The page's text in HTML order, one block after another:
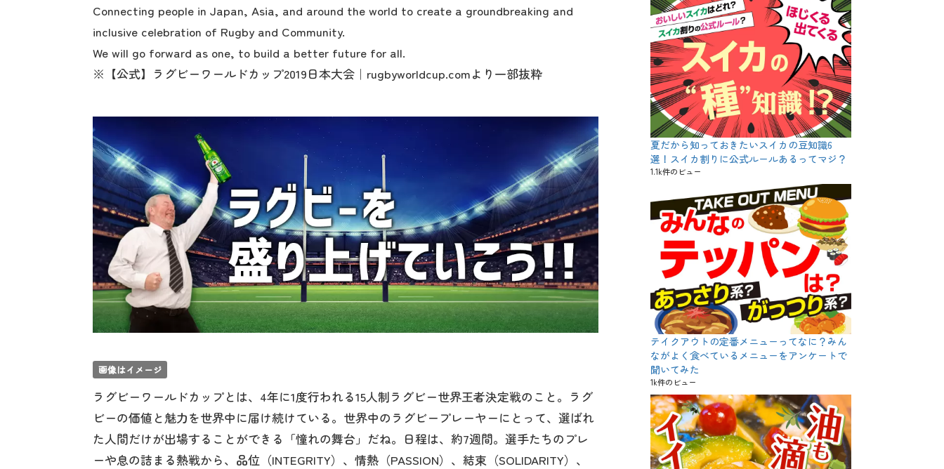
Connecting people in Japan, Asia, and around the world to create a groundbreaking and
inclusive celebration of Rugby and Community.
We will go forward as one, to build a better future for all.
※【公式】ラグビーワールドカップ2019日本大会｜rugbyworldcup.comより一部抜粋
画像はイメージ
ラグビーワールドカップとは、4年に1度行われる15人制ラグビー世界王者決定戦のこと。ラグ
ビーの価値と魅力を世界中に届け続けている。世界中のラグビープレーヤーにとって、選ばれ
た人間だけが出場することができる「憧れの舞台」だね。日程は、約7週間。選手たちのプレ
ーや息の詰まる熱戦から、品位（INTEGRITY）、情熱（PASSION）、結束（SOLIDARITY）、
夏だから知っておきたいスイカの豆知識6
選！スイカ割りに公式ルールあるってマジ？
1.1k件のビュー
テイクアウトの定番メニューってなに？みん
ながよく食べているメニューをアンケートで
聞いてみた
1k件のビュー